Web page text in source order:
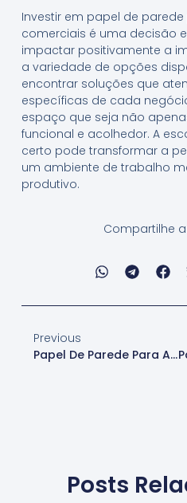
Investir em papel de
comerciais é uma decisão
impactar positivamente a
a variedade de opções
encontrar soluções que
específicas de cada
espaço que seja não
funcional e acolhedor. A
certo pode transformar a
um ambiente de trabalho
produtivo.
Compartilhe
Previous
Papel De Parede Para Ambientes Com Crianças
Posts